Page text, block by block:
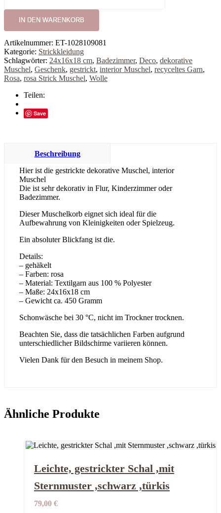
IN DEN WARENKORB
Artikelnummer: ET-1028109081
Kategorie: Strickkleidung
Schlagwörter: 24x16x18 cm, Badezimmer, Deco, dekorative
Muschel, Geschenk, gestrickt, interior Muschel, recyceltes Garn,
Rosa, rosa Strick Muschel, Wolle
Teilen:
Save
Beschreibung
Hier ist die gestrickte dekorative Muschel, interior
Muschel
Die ist sehr dekorativ in Flur, Kinderzimmer oder
Badezimmer.
Dieser Muschelkorb eignet sich ideal für die
Aufbewahrung von Kleinigkeiten oder Spielzeug.
Ein absoluter Blickfang ist die.
Details:
– gehäkelt
– Farben: rosa
– Material: Textilgarn aus 100 % Polyester
– Maße: 24x16x18 cm
– Gewicht ca. 450 Gramm
Schonwäsche bei 30 °C, nicht im Trockner trocknen.
Beachten Sie, dass die tatsächlichen Farben aufgrund
unterschiedlicher Bildschirme variieren können.
Vielen Dank für den Besuch in meinem Shop.
Ähnliche Produkte
Leichte, gestrickter Schal ,mit
Sternmuster ,schwarz ,türkis
79,00 €